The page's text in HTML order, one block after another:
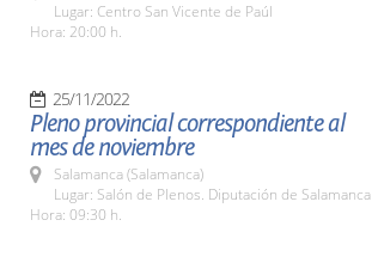
Lugar: Centro San Vicente de Paúl
Hora: 20:00 h.
25/11/2022
Pleno provincial correspondiente al
mes de noviembre
Salamanca (Salamanca)
Lugar: Salón de Plenos. Diputación de Salamanca
Hora: 09:30 h.